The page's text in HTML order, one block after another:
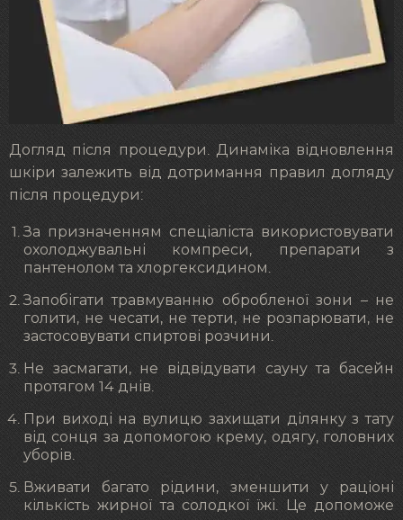
Догляд після процедури. Динаміка відновлення
шкіри залежить від дотримання правил догляду
після процедури:
За призначенням спеціаліста використовувати
охолоджувальні компреси, препарати з
пантенолом та хлоргексидином.
Запобігати травмуванню обробленої зони – не
голити, не чесати, не терти, не розпарювати, не
застосовувати спиртові розчини.
Не засмагати, не відвідувати сауну та басейн
протягом 14 днів.
При виході на вулицю захищати ділянку з тату
від сонця за допомогою крему, одягу, головних
уборів.
Вживати багато рідини, зменшити у раціоні
кількість жирної та солодкої їжі. Це допоможе